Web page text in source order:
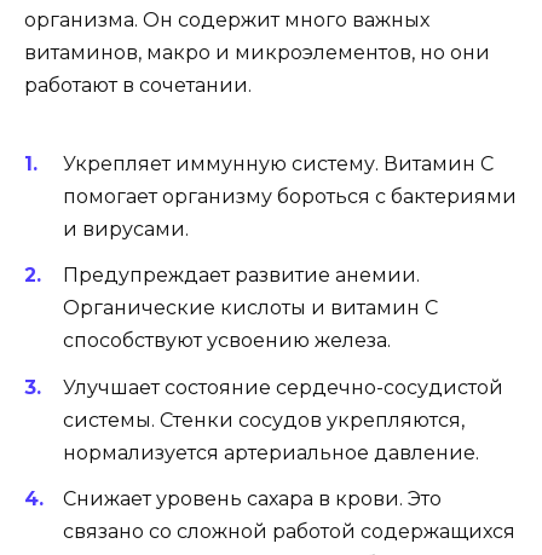
организма. Он содержит много важных
витаминов, макро и микроэлементов, но они
работают в сочетании.
Укрепляет иммунную систему. Витамин С
помогает организму бороться с бактериями
и вирусами.
Предупреждает развитие анемии.
Органические кислоты и витамин С
способствуют усвоению железа.
Улучшает состояние сердечно-сосудистой
системы. Стенки сосудов укрепляются,
нормализуется артериальное давление.
Снижает уровень сахара в крови. Это
связано со сложной работой содержащихся